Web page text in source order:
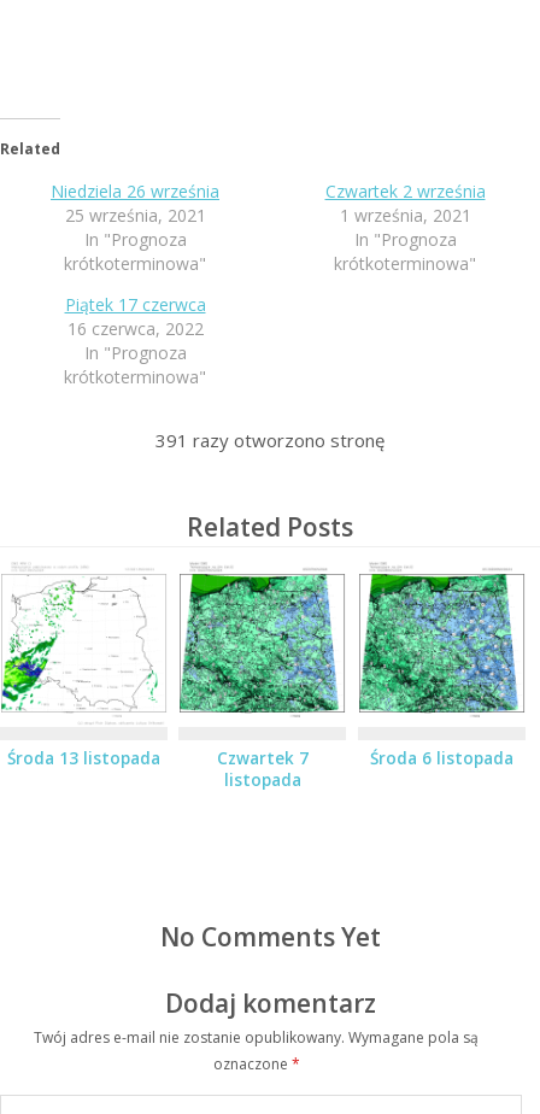
Related
Niedziela 26 września
25 września, 2021
In "Prognoza
krótkoterminowa"
Czwartek 2 września
1 września, 2021
In "Prognoza
krótkoterminowa"
Piątek 17 czerwca
16 czerwca, 2022
In "Prognoza
krótkoterminowa"
391 razy otworzono stronę
Related Posts
Środa 13 listopada
Czwartek 7
listopada
Środa 6 listopada
No Comments Yet
Dodaj komentarz
Twój adres e-mail nie zostanie opublikowany. Wymagane pola są
oznaczone *